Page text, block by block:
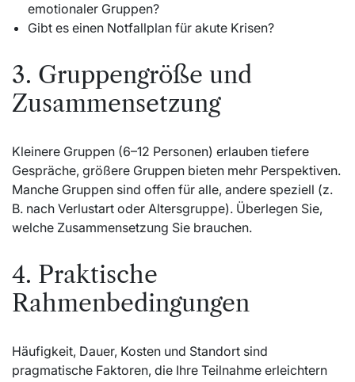
emotionaler Gruppen?
Gibt es einen Notfallplan für akute Krisen?
3. Gruppengröße und
Zusammensetzung
Kleinere Gruppen (6–12 Personen) erlauben tiefere
Gespräche, größere Gruppen bieten mehr Perspektiven.
Manche Gruppen sind offen für alle, andere speziell (z.
B. nach Verlustart oder Altersgruppe). Überlegen Sie,
welche Zusammensetzung Sie brauchen.
4. Praktische
Rahmenbedingungen
Häufigkeit, Dauer, Kosten und Standort sind
pragmatische Faktoren, die Ihre Teilnahme erleichtern